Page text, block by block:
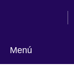
Menú